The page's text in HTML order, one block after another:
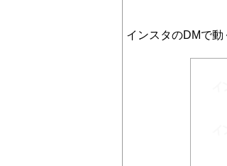
インスタのDMで動